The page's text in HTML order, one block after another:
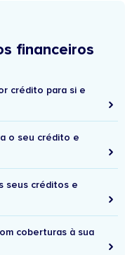
financeiros
crédito para si e
o seu crédito e
seus créditos e
coberturas à sua